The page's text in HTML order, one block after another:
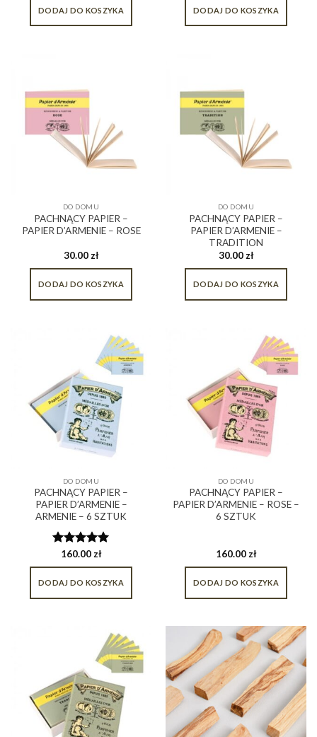
DODAJ DO KOSZYKA DODAJ DO KOSZYKA
DO DOMU
PACHNĄCY PAPIER –
PAPIER D’ARMENIE – ROSE
30.00 zł
DODAJ DO KOSZYKA
DO DOMU
PACHNĄCY PAPIER –
PAPIER D’ARMENIE –
TRADITION
30.00 zł
DODAJ DO KOSZYKA
DO DOMU
PACHNĄCY PAPIER –
PAPIER D’ARMENIE –
ARMENIE – 6 SZTUK
Oceniono
5.00na 5
160.00 zł
DODAJ DO KOSZYKA
DO DOMU
PACHNĄCY PAPIER –
PAPIER D’ARMENIE – ROSE –
6 SZTUK
160.00 zł
DODAJ DO KOSZYKA